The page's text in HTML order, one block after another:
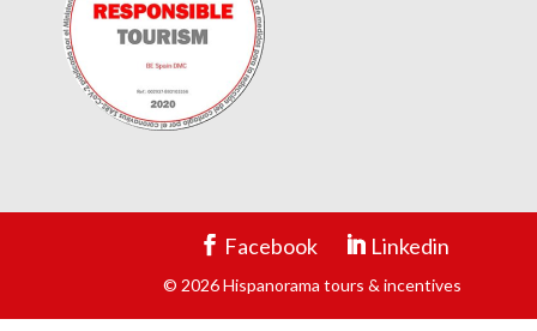
Facebook Linkedin
© 2026 Hispanorama tours & incentives